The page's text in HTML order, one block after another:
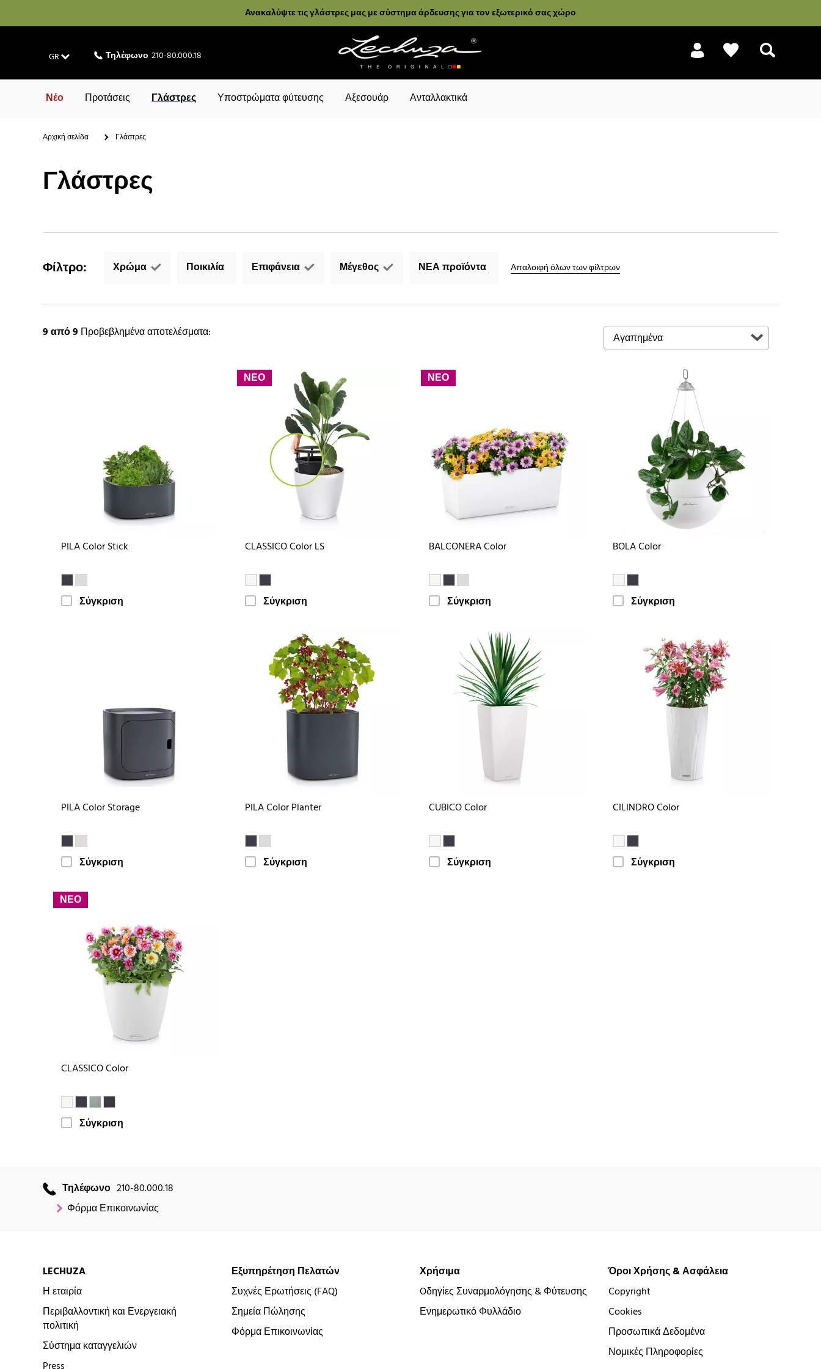
Ανακαλύψτε τις γλάστρες μας με σύστημα άρδευσης για τον εξωτερικό σας χώρο
GR Τηλέφωνο 210-80.000.18
Νέο Προτάσεις Γλάστρες Υποστρώματα φύτευσης Αξεσουάρ Ανταλλακτικά
Αρχική σελίδα Γλάστρες
Γλάστρες
Φίλτρο: Χρώμα Ποικιλία Επιφάνεια Μέγεθος ΝΕΑ προϊόντα Απαλοιφή όλων των φίλτρων
9από 9 Προβεβλημένα αποτελέσματα:
PILA Color Stick
Σύγκριση
ΝΕΟ
CLASSICO Color LS
Σύγκριση
ΝΕΟ
BALCONERA Color
Σύγκριση
BOLA Color
Σύγκριση
PILA Color Storage
Σύγκριση
PILA Color Planter
Σύγκριση
CUBICO Color
Σύγκριση
CILINDRO Color
Σύγκριση
ΝΕΟ
CLASSICO Color
Σύγκριση
Τηλέφωνο 210-80.000.18
Φόρμα Επικοινωνίας
LECHUZA
Η εταιρία
Περιβαλλοντική και Ενεργειακή
πολιτική
Σύστημα καταγγελιών
Εξυπηρέτηση Πελατών
Συχνές Ερωτήσεις (FAQ)
Σημεία Πώλησης
Φόρμα Επικοινωνίας
Χρήσιμα
Oδηγίες Συναρμολόγησης & Φύτευσης
Ενημερωτικό Φυλλάδιο
Όροι Χρήσης & Ασφάλεια
Copyright
Cookies
Προσωπικά Δεδομένα
Νομικές Πληροφορίες